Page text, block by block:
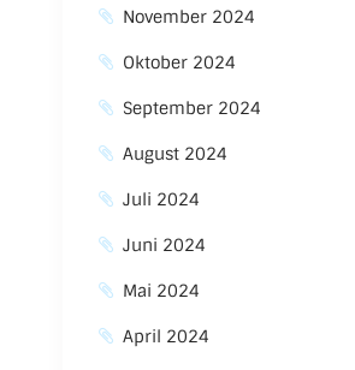
November 2024
Oktober 2024
September 2024
August 2024
Juli 2024
Juni 2024
Mai 2024
April 2024